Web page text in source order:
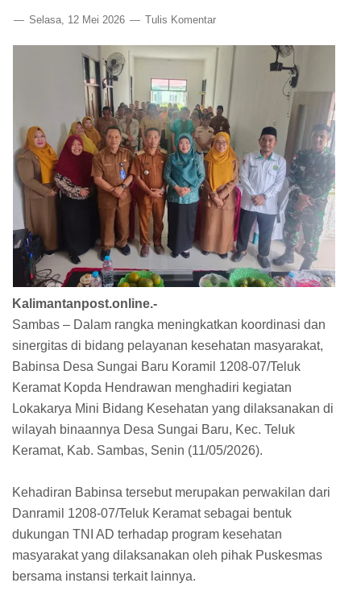
Selasa, 12 Mei 2026 Tulis Komentar
Kalimantanpost.online.-
Sambas – Dalam rangka meningkatkan koordinasi dan
sinergitas di bidang pelayanan kesehatan masyarakat,
Babinsa Desa Sungai Baru Koramil 1208-07/Teluk
Keramat Kopda Hendrawan menghadiri kegiatan
Lokakarya Mini Bidang Kesehatan yang dilaksanakan di
wilayah binaannya Desa Sungai Baru, Kec. Teluk
Keramat, Kab. Sambas, Senin (11/05/2026).
Kehadiran Babinsa tersebut merupakan perwakilan dari
Danramil 1208-07/Teluk Keramat sebagai bentuk
dukungan TNI AD terhadap program kesehatan
masyarakat yang dilaksanakan oleh pihak Puskesmas
bersama instansi terkait lainnya.